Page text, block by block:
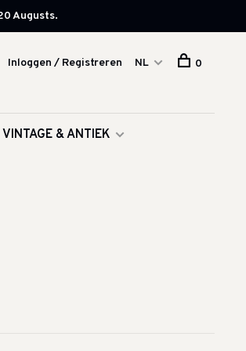
Augusts.
VINTAGE & ANTIEK
Inloggen / Registreren NL 0